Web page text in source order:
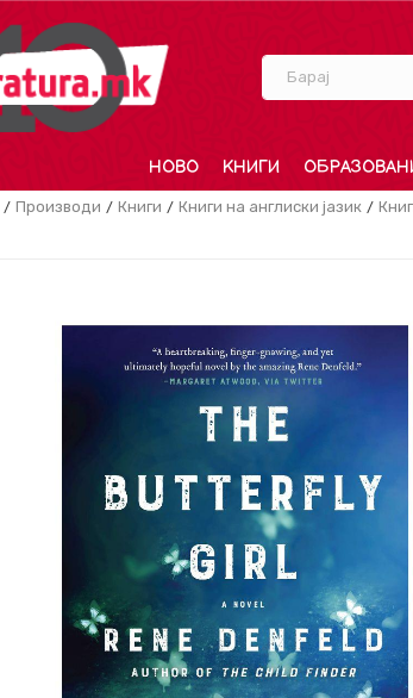
Барај
НОВО КНИГИ
Производи Книги Книги на англиски јазик